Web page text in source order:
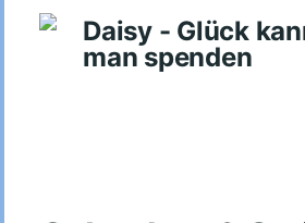
Daisy - Glück
man spenden